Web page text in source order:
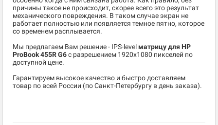
причины такое не происходит, скорее всего это результат
механического повреждения. В таком случае экран не
работает полностью или появляется темное пятно, которое
со временем расплывается.
Мы предлагаем Вам решение - IPS-level матрицу для HP
ProBook 455R G6c разрешением 1920x1080 пикселей по
доступной цене.
Гарантируем высокое качество и быстро доставляем
товар по всей России (по Санкт-Петербургу в день заказа).